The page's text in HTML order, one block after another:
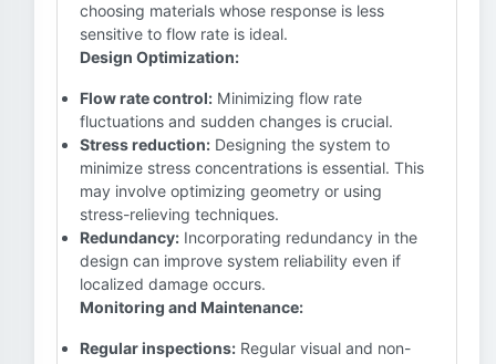
choosing materials whose response is less
sensitive to flow rate is ideal.
Design Optimization:
Flow rate control: Minimizing flow rate
fluctuations and sudden changes is crucial.
Stress reduction: Designing the system to
minimize stress concentrations is essential. This
may involve optimizing geometry or using
stress-relieving techniques.
Redundancy: Incorporating redundancy in the
design can improve system reliability even if
localized damage occurs.
Monitoring and Maintenance:
Regular inspections: Regular visual and non-